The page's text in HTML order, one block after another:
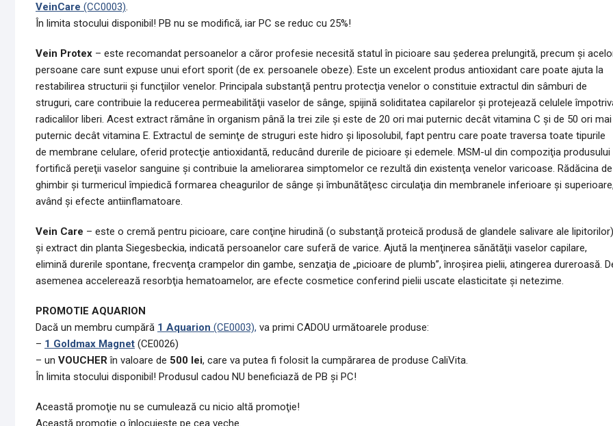
VeinCare (CC0003).
În limita stocului disponibil! PB nu se modifică, iar PC se reduc cu 25%!
Vein Protex – este recomandat persoanelor a căror profesie necesită statul în picioare sau şederea prelungită, precum şi
persoane care sunt expuse unui efort sporit (de ex. persoanele obeze). Este un excelent produs antioxidant care poate ajuta la
restabilirea structurii şi funcţiilor venelor. Principala substanţă pentru protecţia venelor o constituie extractul din sâmburi de
struguri, care contribuie la reducerea permeabilităţii vaselor de sânge, spijină soliditatea capilarelor şi protejează celulele
radicalilor liberi. Acest extract rămâne în organism până la trei zile şi este de 20 ori mai puternic decât vitamina C şi de 50 ori mai
puternic decât vitamina E. Extractul de seminţe de struguri este hidro şi liposolubil, fapt pentru care poate traversa toate tipurile
de membrane celulare, oferid protecţie antioxidantă, reducând durerile de picioare şi edemele. MSM-ul din compoziţia produsului
fortifică pereţii vaselor sanguine şi contribuie la ameliorarea simptomelor ce rezultă din existenţa venelor varicoase. Rădăcina de
ghimbir şi turmericul împiedică formarea cheagurilor de sânge şi îmbunătăţesc circulaţia din membranele inferioare şi
având şi efecte antiinflamatoare.
Vein Care – este o cremă pentru picioare, care conţine hirudină (o substanţă proteică produsă de glandele salivare ale lipitorilor)
şi extract din planta Siegesbeckia, indicată persoanelor care suferă de varice. Ajută la menţinerea sănătăţii vaselor capilare,
elimină durerile spontane, frecvenţa crampelor din gambe, senzaţia de „picioare de plumb”, înroşirea pielii, atingerea dureroasă.
asemenea accelerează resorbţia hematoamelor, are efecte cosmetice conferind pielii uscate elasticitate şi netezime.
PROMOTIE AQUARION
Dacă un membru cumpără 1 Aquarion (CE0003), va primi CADOU următoarele produse:
– 1 Goldmax Magnet (CE0026)
– un VOUCHERîn valoare de 500 lei, care va putea fi folosit la cumpărarea de produse CaliVita.
În limita stocului disponibil! Produsul cadou NU beneficiază de PB şi PC!
Această promoţie nu se cumulează cu nicio altă promoţie!
Această promoţie o înlocuieşte pe cea veche.